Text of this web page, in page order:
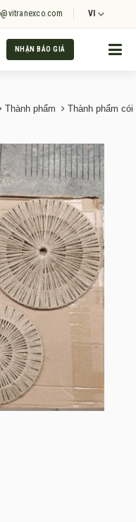
VI
NHẬN BÁO GIÁ
Thành phẩm Thành phẩm cói